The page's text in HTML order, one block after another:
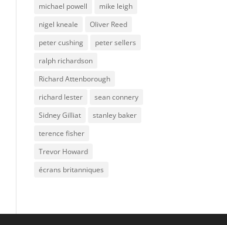
michael powell
mike leigh
nigel kneale
Oliver Reed
peter cushing
peter sellers
ralph richardson
Richard Attenborough
richard lester
sean connery
Sidney Gilliat
stanley baker
terence fisher
Trevor Howard
écrans britanniques